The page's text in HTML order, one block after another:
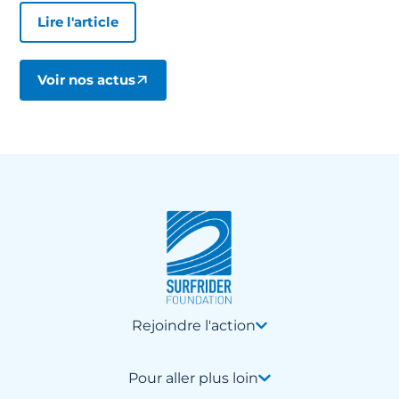
Lire l'article
Voir nos actus
Rejoindre l'action
Pour aller plus loin